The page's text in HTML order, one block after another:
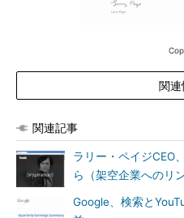
関連
関連記事
ラリー・ペイジCEO
ら（架空企業へのリン
Google、検索と